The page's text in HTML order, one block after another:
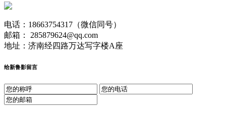
电话：18663754317（微信同号）
邮箱： 285879624@qq.com
地址：济南经四路万达写字楼A座
给新鲁影留言